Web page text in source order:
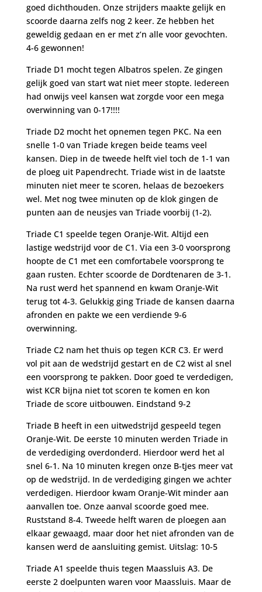
goed dichthouden. Onze strijders maakte gelijk en
scoorde daarna zelfs nog 2 keer. Ze hebben het
geweldig gedaan en er met z’n alle voor gevochten.
4-6 gewonnen!
Triade D1 mocht tegen Albatros spelen. Ze gingen
gelijk goed van start wat niet meer stopte. Iedereen
had onwijs veel kansen wat zorgde voor een mega
overwinning van 0-17!!!!
Triade D2 mocht het opnemen tegen PKC. Na een
snelle 1-0 van Triade kregen beide teams veel
kansen. Diep in de tweede helft viel toch de 1-1 van
de ploeg uit Papendrecht. Triade wist in de laatste
minuten niet meer te scoren, helaas de bezoekers
wel. Met nog twee minuten op de klok gingen de
punten aan de neusjes van Triade voorbij (1-2).
Triade C1 speelde tegen Oranje-Wit. Altijd een
lastige wedstrijd voor de C1. Via een 3-0 voorsprong
hoopte de C1 met een comfortabele voorsprong te
gaan rusten. Echter scoorde de Dordtenaren de 3-1.
Na rust werd het spannend en kwam Oranje-Wit
terug tot 4-3. Gelukkig ging Triade de kansen daarna
afronden en pakte we een verdiende 9-6
overwinning.
Triade C2 nam het thuis op tegen KCR C3. Er werd
vol pit aan de wedstrijd gestart en de C2 wist al snel
een voorsprong te pakken. Door goed te verdedigen,
wist KCR bijna niet tot scoren te komen en kon
Triade de score uitbouwen. Eindstand 9-2
Triade B heeft in een uitwedstrijd gespeeld tegen
Oranje-Wit. De eerste 10 minuten werden Triade in
de verdediging overdonderd. Hierdoor werd het al
snel 6-1. Na 10 minuten kregen onze B-tjes meer vat
op de wedstrijd. In de verdediging gingen we achter
verdedigen. Hierdoor kwam Oranje-Wit minder aan
aanvallen toe. Onze aanval scoorde goed mee.
Ruststand 8-4. Tweede helft waren de ploegen aan
elkaar gewaagd, maar door het niet afronden van de
kansen werd de aansluiting gemist. Uitslag: 10-5
Triade A1 speelde thuis tegen Maassluis A3. De
eerste 2 doelpunten waren voor Maassluis. Maar de